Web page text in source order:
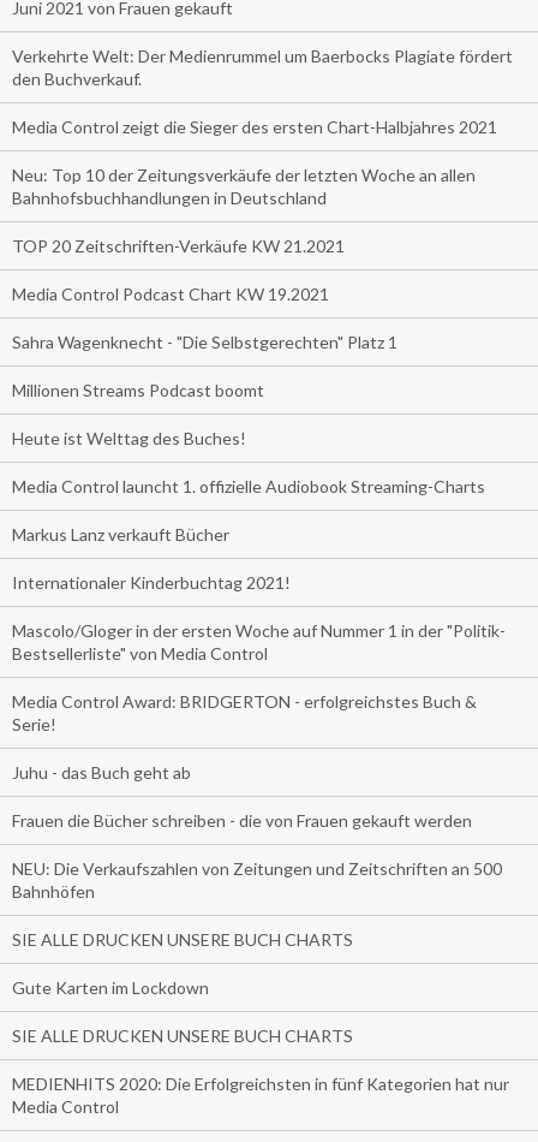
Juni 2021 von Frauen gekauft
Verkehrte Welt: Der Medienrummel um Baerbocks Plagiate fördert
den Buchverkauf.
Media Control zeigt die Sieger des ersten Chart-Halbjahres 2021
Neu: Top 10 der Zeitungsverkäufe der letzten Woche an allen
Bahnhofsbuchhandlungen in Deutschland
TOP 20 Zeitschriften-Verkäufe KW 21.2021
Media Control Podcast Chart KW 19.2021
Sahra Wagenknecht - "Die Selbstgerechten" Platz 1
Millionen Streams Podcast boomt
Heute ist Welttag des Buches!
Media Control launcht 1. offizielle Audiobook Streaming-Charts
Markus Lanz verkauft Bücher
Internationaler Kinderbuchtag 2021!
Mascolo/Gloger in der ersten Woche auf Nummer 1 in der "Politik-
Bestsellerliste" von Media Control
Media Control Award: BRIDGERTON - erfolgreichstes Buch &
Serie!
Juhu - das Buch geht ab
Frauen die Bücher schreiben - die von Frauen gekauft werden
NEU: Die Verkaufszahlen von Zeitungen und Zeitschriften an 500
Bahnhöfen
SIE ALLE DRUCKEN UNSERE BUCH CHARTS
Gute Karten im Lockdown
SIE ALLE DRUCKEN UNSERE BUCH CHARTS
MEDIENHITS 2020: Die Erfolgreichsten in fünf Kategorien hat nur
Media Control